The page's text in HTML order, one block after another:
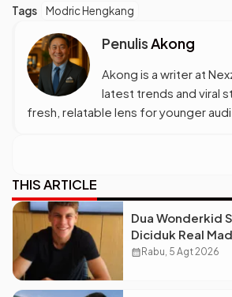
Tags Modric Hengkang
PenulisAkong
Akong is a writer at
latest trends and viral
fresh, relatable lens for younger
THIS ARTICLE
Dua Wonderkid
Diciduk Real
Siap Jadi Bintang
calendar_month Rabu, 5 Agt 2026